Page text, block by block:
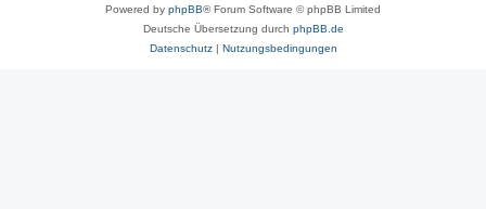
Powered by phpBB® Forum Software © phpBB Limited
Deutsche Übersetzung durch phpBB.de
Datenschutz| Nutzungsbedingungen